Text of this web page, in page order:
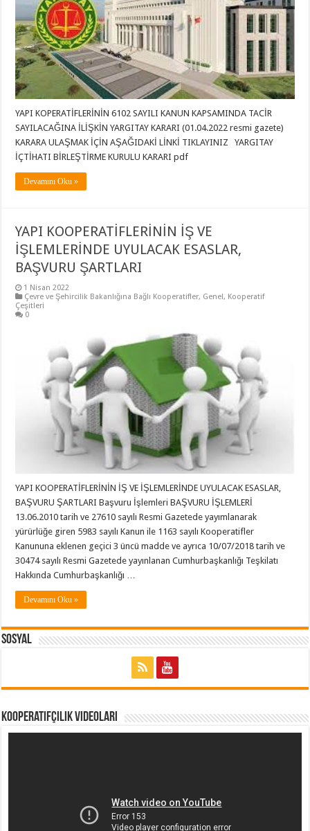
YAPI KOPERATİFLERİNİN 6102 SAYILI KANUN KAPSAMINDA TACİR
SAYILACAĞINA İLİŞKİN YARGITAY KARARI (01.04.2022 resmi gazete)
KARARA ULAŞMAK İÇİN AŞAĞIDAKİ LİNKİ TIKLAYINIZ YARGITAY
İÇTİHATI BİRLEŞTİRME KURULU KARARI pdf
Devamını Oku »
YAPI KOOPERATİFLERİNİN İŞ VE
İŞLEMLERİNDE UYULACAK ESASLAR,
BAŞVURU ŞARTLARI
1 Nisan 2022
Çevre ve Şehircilik Bakanlığına Bağlı Kooperatifler, Genel, Kooperatif
Çeşitleri
0
YAPI KOOPERATİFLERİNİN İŞ VE İŞLEMLERİNDE UYULACAK ESASLAR,
BAŞVURU ŞARTLARI Başvuru İşlemleri BAŞVURU İŞLEMLERİ
13.06.2010 tarih ve 27610 sayılı Resmi Gazetede yayımlanarak
yürürlüğe giren 5983 sayılı Kanun ile 1163 sayılı Kooperatifler
Kanununa eklenen geçici 3 üncü madde ve ayrıca 10/07/2018 tarih ve
30474 sayılı Resmi Gazetede yayınlanan Cumhurbaşkanlığı Teşkilatı
Hakkında Cumhurbaşkanlığı …
Devamını Oku »
Sosyal
Kooperatifçilik Videoları